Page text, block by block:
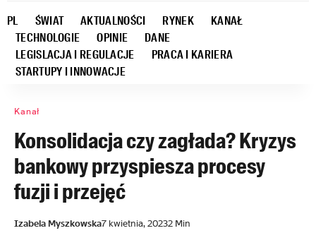
PL ŚWIAT AKTUALNOŚCI RYNEK
KANAŁ
TECHNOLOGIE
OPINIE
DANE
LEGISLACJA I REGULACJE
PRACA I KARIERA
STARTUPY I INNOWACJE
Kanał
Konsolidacja czy zagłada? Kryzys
bankowy przyspiesza procesy
fuzji i przejęć
Izabela Myszkowska7 kwietnia, 20232 Min